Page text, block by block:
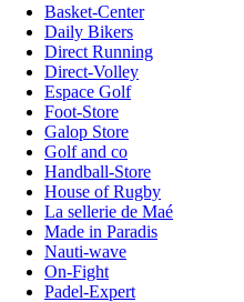
Basket-Center
Daily Bikers
Direct Running
Direct-Volley
Espace Golf
Foot-Store
Galop Store
Golf and co
Handball-Store
House of Rugby
La sellerie de Maé
Made in Paradis
Nauti-wave
On-Fight
Padel-Expert